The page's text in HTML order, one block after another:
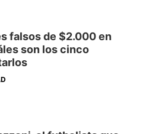
falsos de $2.000 en
son los cinco